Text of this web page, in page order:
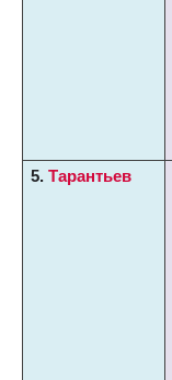
5.Тарантьев